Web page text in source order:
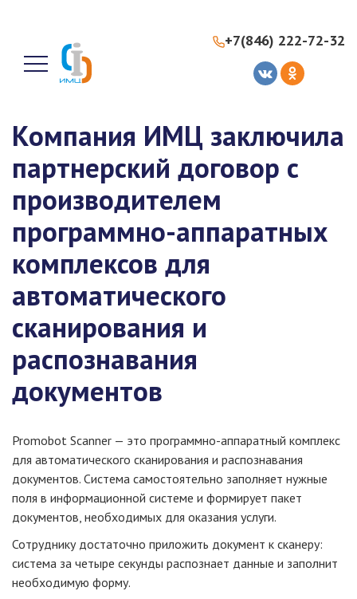
+7(846) 222-72-32
Компания ИМЦ заключила
партнерский договор с
производителем
программно-аппаратных
комплексов для
автоматического
сканирования и
распознавания
документов
Promobot Scanner — это программно-аппаратный комплекс
для автоматического сканирования и распознавания
документов. Система самостоятельно заполняет нужные
поля в информационной системе и формирует пакет
документов, необходимых для оказания услуги.
Сотруднику достаточно приложить документ к сканеру:
система за четыре секунды распознает данные и заполнит
необходимую форму.